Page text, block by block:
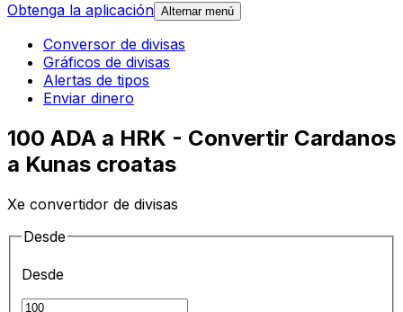
Obtenga la aplicación Alternar menú
Conversor de divisas
Gráficos de divisas
Alertas de tipos
Enviar dinero
100 ADA a HRK - Convertir Cardanos
a Kunas croatas
Xe convertidor de divisas
Desde
Desde